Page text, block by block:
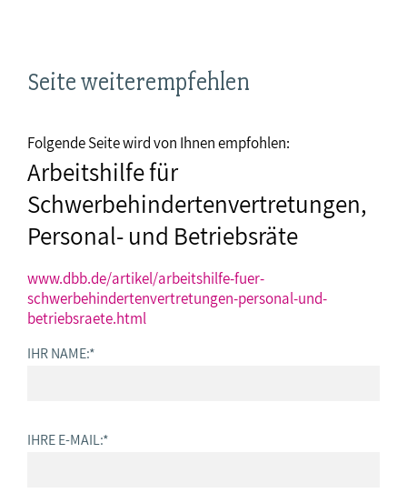
Seite weiterempfehlen
Folgende Seite wird von Ihnen empfohlen:
Arbeitshilfe für
Schwerbehindertenvertretungen,
Personal- und Betriebsräte
www.dbb.de/artikel/arbeitshilfe-fuer-
schwerbehindertenvertretungen-personal-und-
betriebsraete.html
IHR NAME:*
IHRE E-MAIL:*